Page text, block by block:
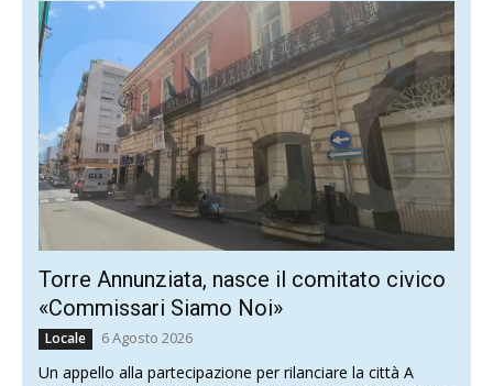
Torre Annunziata, nasce il comitato civico
«Commissari Siamo Noi»
Locale 6 Agosto 2026
Un appello alla partecipazione per rilanciare la città A